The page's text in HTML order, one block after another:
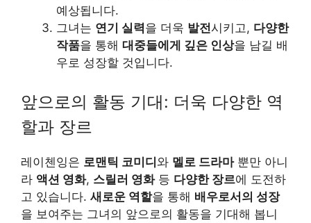
예상됩니다.
그녀는 연기 실력을 더욱 발전시키고, 다양한
작품을 통해 대중들에게 깊은 인상을 남길 배
우로 성장할 것입니다.
앞으로의 활동 기대: 더욱 다양한 역
할과 장르
레이첸잉은 로맨틱 코미디와 멜로 드라마뿐만 아니
라 액션 영화, 스릴러 영화등 다양한 장르에 도전하
고 있습니다. 새로운 역할을 통해 배우로서의 성장
을 보여주는 그녀의 앞으로의 활동을 기대해 봅니